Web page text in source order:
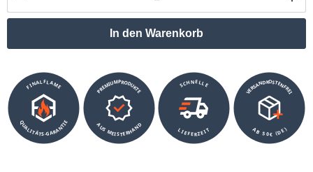
In den Warenkorb
FINALFLAME
QUALITÄTS-GARANTIE
PREMIUMPRODUKTE
AUS MEISTERHAND
SCHNELLE
LIEFERZEIT
VERSANDKOSTENFREI
AB 50€ (DE)